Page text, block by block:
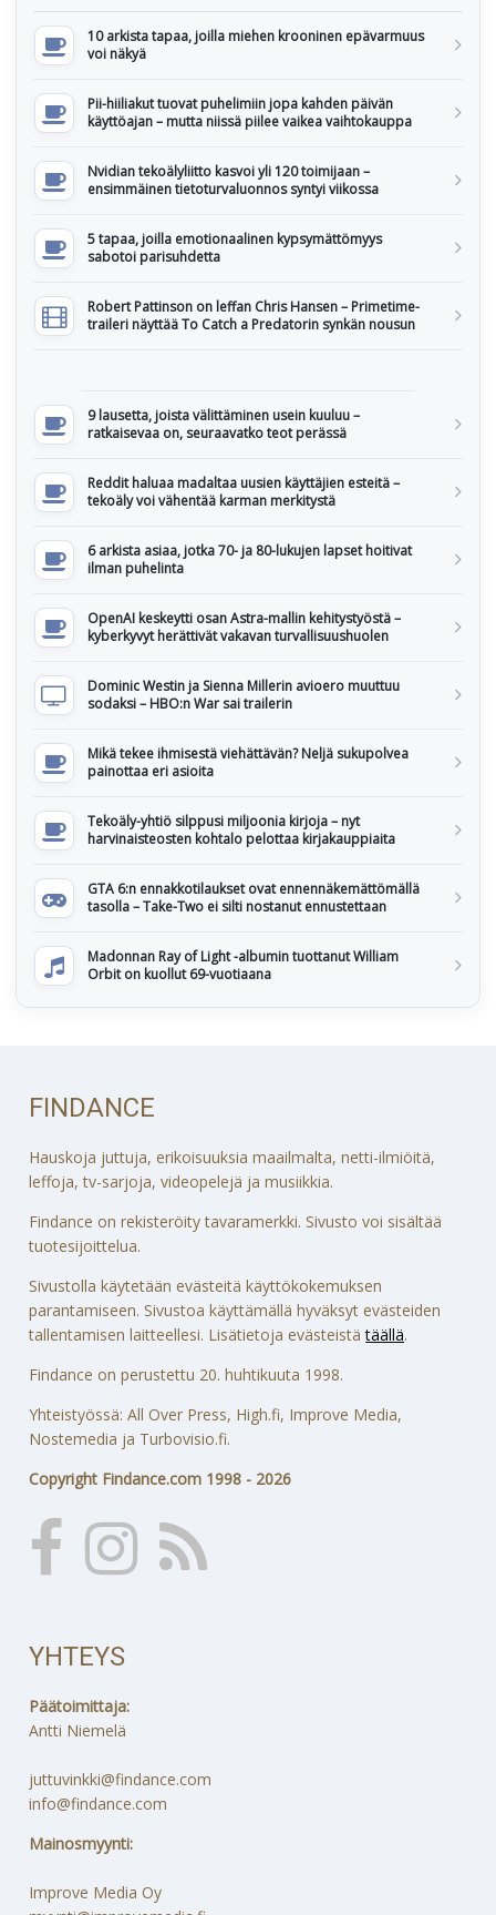
10 arkista tapaa, joilla miehen krooninen epävarmuus
voi näkyä
Pii-hiiliakut tuovat puhelimiin jopa kahden päivän
käyttöajan – mutta niissä piilee vaikea vaihtokauppa
Nvidian tekoälyliitto kasvoi yli 120 toimijaan –
ensimmäinen tietoturvaluonnos syntyi viikossa
5 tapaa, joilla emotionaalinen kypsymättömyys
sabotoi parisuhdetta
Robert Pattinson on leffan Chris Hansen – Primetime-
traileri näyttää To Catch a Predatorin synkän nousun
9 lausetta, joista välittäminen usein kuuluu –
ratkaisevaa on, seuraavatko teot perässä
Reddit haluaa madaltaa uusien käyttäjien esteitä –
tekoäly voi vähentää karman merkitystä
6 arkista asiaa, jotka 70- ja 80-lukujen lapset hoitivat
ilman puhelinta
OpenAI keskeytti osan Astra-mallin kehitystyöstä –
kyberkyvyt herättivät vakavan turvallisuushuolen
Dominic Westin ja Sienna Millerin avioero muuttuu
sodaksi – HBO:n War sai trailerin
Mikä tekee ihmisestä viehättävän? Neljä sukupolvea
painottaa eri asioita
Tekoäly-yhtiö silppusi miljoonia kirjoja – nyt
harvinaisteosten kohtalo pelottaa kirjakauppiaita
GTA 6:n ennakkotilaukset ovat ennennäkemättömällä
tasolla – Take-Two ei silti nostanut ennustettaan
Madonnan Ray of Light -albumin tuottanut William
Orbit on kuollut 69-vuotiaana
FINDANCE
Hauskoja juttuja, erikoisuuksia maailmalta, netti-ilmiöitä,
leffoja, tv-sarjoja, videopelejä ja musiikkia.
Findance on rekisteröity tavaramerkki. Sivusto voi sisältää
tuotesijoittelua.
Sivustolla käytetään evästeitä käyttökokemuksen
parantamiseen. Sivustoa käyttämällä hyväksyt evästeiden
tallentamisen laitteellesi. Lisätietoja evästeistätäällä.
Findance on perustettu 20. huhtikuuta 1998.
Yhteistyössä: All Over Press, High.fi, Improve Media,
Nostemedia ja Turbovisio.fi.
Copyright Findance.com 1998 - 2026
YHTEYS
Päätoimittaja:
Antti Niemelä
juttuvinkki@findance.com
info@findance.com
Mainosmyynti:
Improve Media Oy